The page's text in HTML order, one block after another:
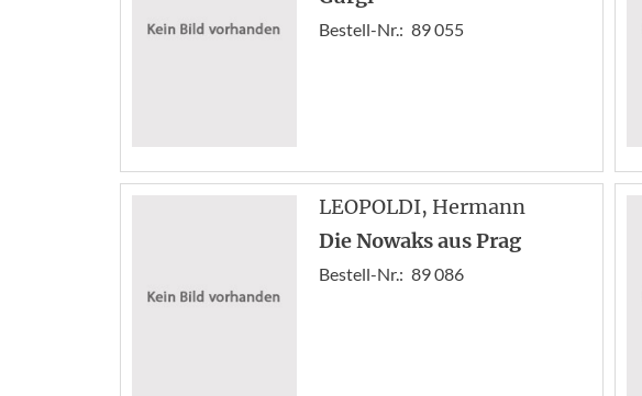
Bestell-Nr.: 89 055
LEOPOLDI, Hermann
Die Nowaks aus Prag
Bestell-Nr.: 89 086